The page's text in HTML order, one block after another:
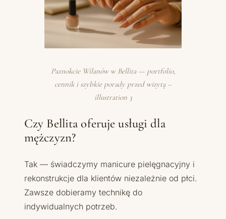
Paznokcie Wilanów w Bellita — portfolio,
cennik i szybkie porady przed wizytą –
illustration 3
Czy Bellita oferuje usługi dla
mężczyzn?
Tak — świadczymy manicure pielęgnacyjny i
rekonstrukcje dla klientów niezależnie od płci.
Zawsze dobieramy technikę do
indywidualnych potrzeb.